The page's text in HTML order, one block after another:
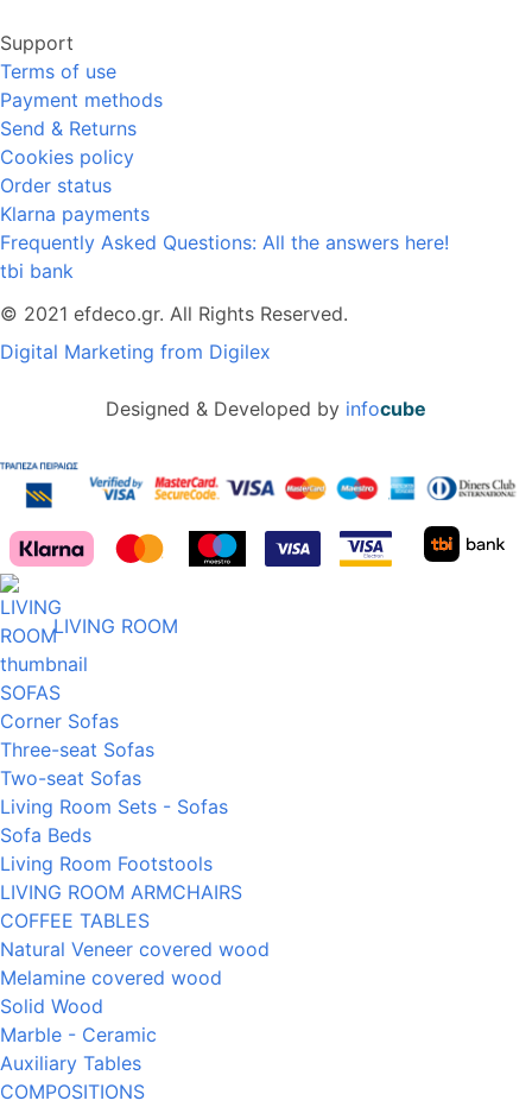
Support
Terms of use
Payment methods
Send & Returns
Cookies policy
Order status
Klarna payments
Frequently Asked Questions: All the answers here!
tbi bank
© 2021 efdeco.gr. All Rights Reserved.
Digital Marketing from Digilex
Designed & Developed by infocube
LIVING ROOM
SOFAS
Corner Sofas
Three-seat Sofas
Two-seat Sofas
Living Room Sets - Sofas
Sofa Beds
Living Room Footstools
LIVING ROOM ARMCHAIRS
COFFEE TABLES
Natural Veneer covered wood
Melamine covered wood
Solid Wood
Marble - Ceramic
Auxiliary Tables
COMPOSITIONS